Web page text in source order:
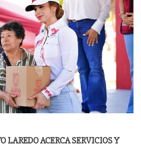
LAREDO ACERCA SERVICIOS Y